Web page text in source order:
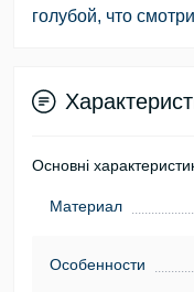
голубой, что
Основні
Материал
Особенности